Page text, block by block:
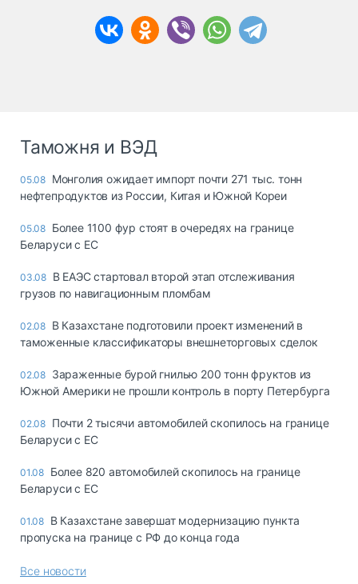
Таможня и ВЭД
05.08 Монголия ожидает импорт почти 271 тыс. тонн
нефтепродуктов из России, Китая и Южной Кореи
05.08 Более 1100 фур стоят в очередях на границе
Беларуси с ЕС
03.08 В ЕАЭС стартовал второй этап отслеживания
грузов по навигационным пломбам
02.08 В Казахстане подготовили проект изменений в
таможенные классификаторы внешнеторговых сделок
02.08 Зараженные бурой гнилью 200 тонн фруктов из
Южной Америки не прошли контроль в порту Петербурга
02.08 Почти 2 тысячи автомобилей скопилось на границе
Беларуси с ЕС
01.08 Более 820 автомобилей скопилось на границе
Беларуси с ЕС
01.08 В Казахстане завершат модернизацию пункта
пропуска на границе с РФ до конца года
Все новости